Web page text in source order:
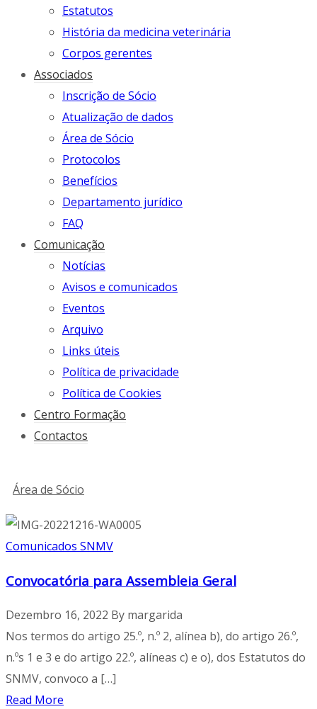
Estatutos
História da medicina veterinária
Corpos gerentes
Associados
Inscrição de Sócio
Atualização de dados
Área de Sócio
Protocolos
Benefícios
Departamento jurídico
FAQ
Comunicação
Notícias
Avisos e comunicados
Eventos
Arquivo
Links úteis
Política de privacidade
Política de Cookies
Centro Formação
Contactos
Área de Sócio
Comunicados SNMV
Convocatória para Assembleia Geral
Dezembro 16, 2022 By margarida
Nos termos do artigo 25.º, n.º 2, alínea b), do artigo 26.º,
n.ºs 1 e 3 e do artigo 22.º, alíneas c) e o), dos Estatutos do
SNMV, convoco a […]
Read More